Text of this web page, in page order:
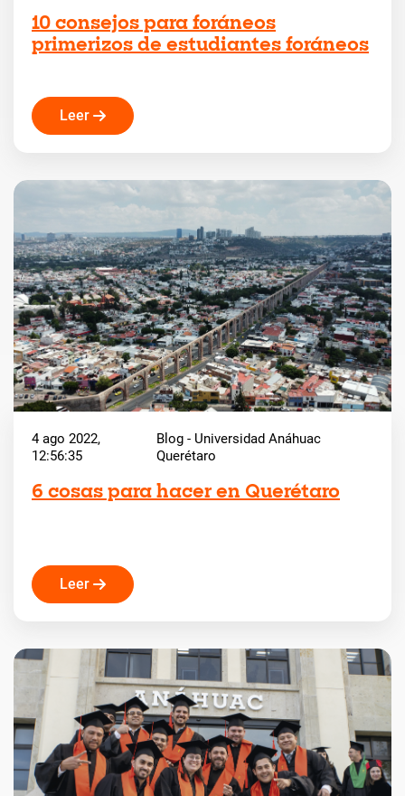
10 consejos para foráneos
primerizos de estudiantes foráneos
Leer
4 ago 2022,
12:56:35
Blog - Universidad Anáhuac
Querétaro
6 cosas para hacer en Querétaro
Leer